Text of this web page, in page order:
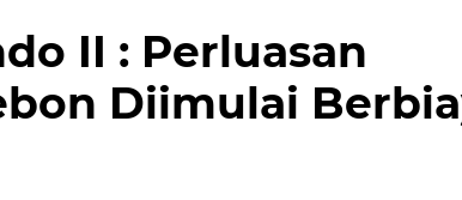
II : Perluasan
Diimulai